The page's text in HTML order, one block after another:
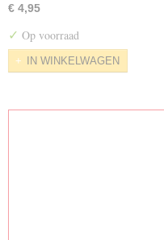
€ 4,95
✓ Op voorraad
IN WINKELWAGEN